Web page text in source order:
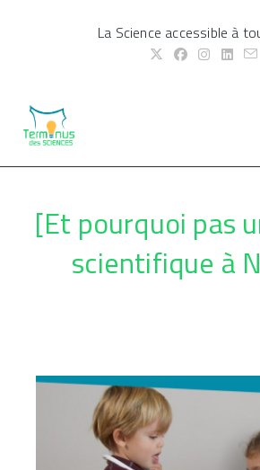
La Science accessible à
[Et pourquoi pas
scientifique à